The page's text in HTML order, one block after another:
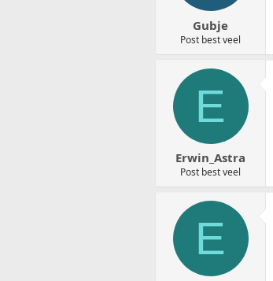
Gubje
Post best veel
E
Erwin_Astra
Post best veel
E